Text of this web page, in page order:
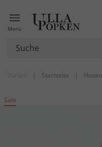
Menü
| Startseite | Hosen
Sale